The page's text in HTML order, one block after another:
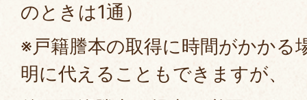
のときは1通）
※戸籍謄本の取得に時間がかかる
明に代えることもできますが、